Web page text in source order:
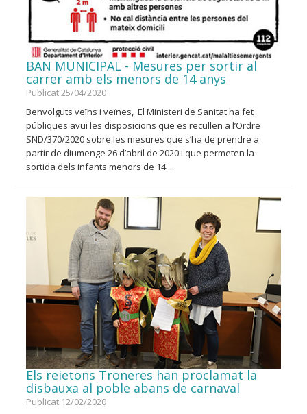
BAN MUNICIPAL - Mesures per sortir al
carrer amb els menors de 14 anys
Publicat 25/04/2020
Benvolguts veïns i veïnes, El Ministeri de Sanitat ha fet
públiques avui les disposicions que es recullen a l’Ordre
SND/370/2020 sobre les mesures que s’ha de prendre a
partir de diumenge 26 d’abril de 2020 i que permeten la
sortida dels infants menors de 14 ...
Els reietons Troneres han proclamat la
disbauxa al poble abans de carnaval
Publicat 12/02/2020